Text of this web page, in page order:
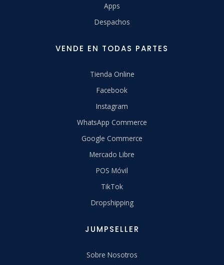
Apps
Despachos
VENDE EN TODAS PARTES
Tienda Online
Facebook
Instagram
WhatsApp Commerce
Google Commerce
Mercado Libre
POS Móvil
TikTok
Dropshipping
JUMPSELLER
Sobre Nosotros